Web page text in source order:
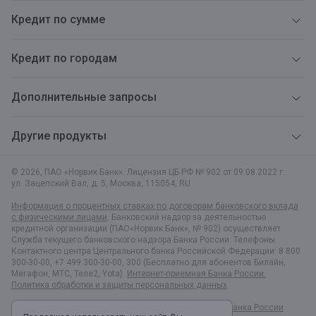
© 2026, ПАО «Норвик Банк». Лицензия ЦБ РФ № 902 от 09.08.2022 г.
ул. Зацепский Вал, д. 5, Москва, 115054, RU
Информация о процентных ставках по договорам банковского вклада
с физическими лицами. Банковский надзор за деятельностью
кредитной организации (ПАО«Норвик Банк», № 902) осуществляет
Служба текущего банковского надзора Банка России. Телефоны
Контактного центра Центрального банка Российской Федерации: 8 800
300-30-00, +7 499 300-30-00, 300 (Бесплатно для абонентов Билайн,
Мегафон, МТС, Теле2, Yota). Интернет-приемная Банка России.
Политика обработки и защиты персональных данных
Раскрытие информации в соответствии c Указанием Банка России
Кредит по сумме
Кредит по городам
Дополнительные запросы
Другие продукты